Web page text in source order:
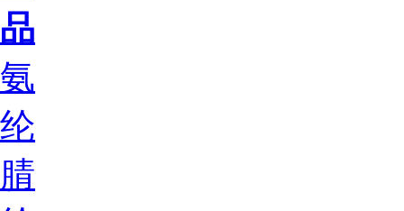
品
氨
纶
腈